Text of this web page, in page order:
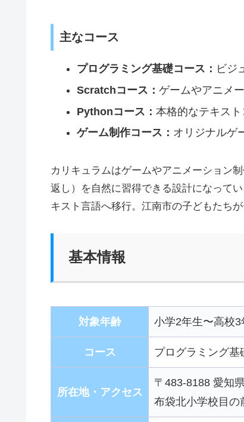
主なコース
プログラミング基礎コース： ビジ
Scratchコース： ゲームやアニメ
Pythonコース： 本格的なテキスト
ゲーム制作コース： オリジナルゲ
カリキュラムはゲームやアニメーション
返し）を自然に習得できる設計になって
キスト言語へ移行。江南市の子どもたち
基本情報
対象年齢 小学2年生〜高校3
コース プログラミング
所在地・アクセス
〒483-8188 愛知
布袋北小学校目の